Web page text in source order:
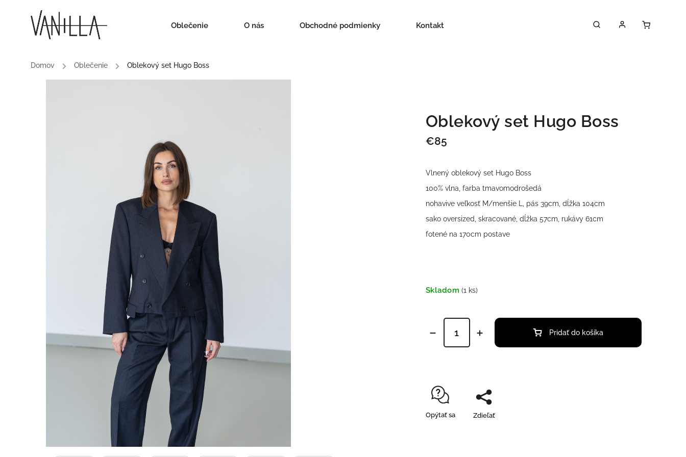
Oblečenie O nás Obchodné podmienky Kontakt
Domov / Oblečenie / Oblekový set Hugo Boss
Oblekový set Hugo Boss
€85
Vlnený oblekový set Hugo Boss
100% vlna, farba tmavomodrošedá
nohavive veľkosť M/menšie L, pás 39cm, dĺžka 104cm
sako oversized, skracované, dĺžka 57cm, rukávy 61cm
fotené na 170cm postave
Skladom (1 ks)
Pridať do košíka
Opýtať sa Zdieľať